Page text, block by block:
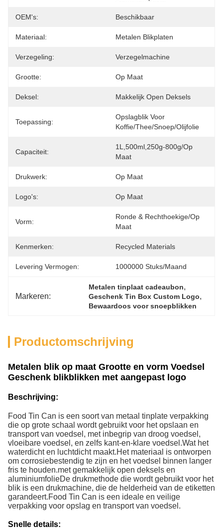
OEM's: Beschikbaar
Materiaal: Metalen Blikplaten
Verzegeling: Verzegelmachine
Grootte: Op Maat
Deksel: Makkelijk Open Deksels
Toepassing:
Opslagblik Voor
Koffie/thee/snoep/olijfolie
Capaciteit:
1L,500ml,250g-800g/op
Maat
Drukwerk: Op Maat
Logo's: Op Maat
Vorm:
Ronde & Rechthoekige/op
Maat
Kenmerken: Recycled Materials
Levering Vermogen: 1000000 Stuks/maand
Markeren:
Metalen tinplaat cadeaubon,
Geschenk Tin Box Custom Logo,
Bewaardoos voor snoepblikken
Productomschrijving
Metalen blik op maat Grootte en vorm Voedsel
Geschenk blikblikken met aangepast logo
Beschrijving:
Food Tin Can is een soort van metaal tinplate verpakking
die op grote schaal wordt gebruikt voor het opslaan en
transport van voedsel, met inbegrip van droog voedsel,
vloeibare voedsel, en zelfs kant-en-klare voedsel.Wat het
waterdicht en luchtdicht maakt.Het materiaal is ontworpen
om corrosiebestendig te zijn en het voedsel binnen langer
fris te houden.met gemakkelijk open deksels en
aluminiumfolieDe drukmethode die wordt gebruikt voor het
blik is een drukmachine, die de helderheid van de etiketten
garandeert.Food Tin Can is een ideale en veilige
verpakking voor opslag en transport van voedsel.
Snelle details: